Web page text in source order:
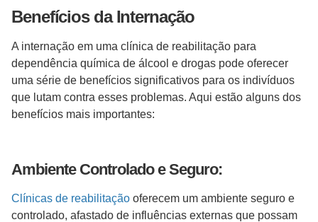
Benefícios da Internação
A internação em uma clínica de reabilitação para
dependência química de álcool e drogas pode oferecer
uma série de benefícios significativos para os indivíduos
que lutam contra esses problemas. Aqui estão alguns dos
benefícios mais importantes:
Ambiente Controlado e Seguro:
Clínicas de reabilitação oferecem um ambiente seguro e
controlado, afastado de influências externas que possam